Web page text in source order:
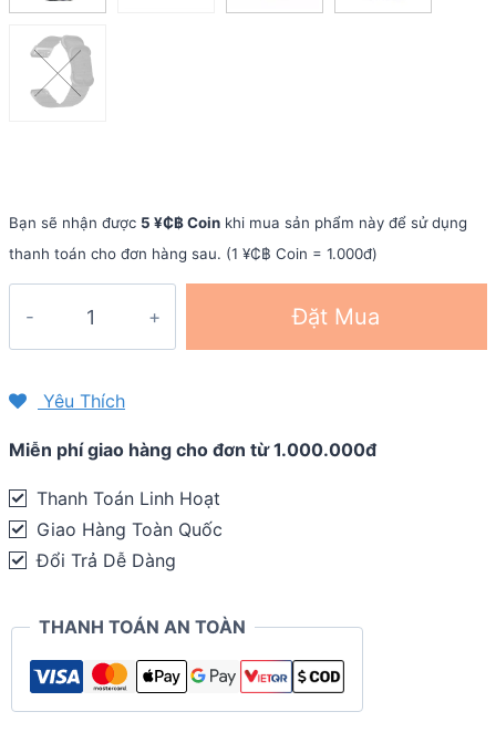
Bạn sẽ nhận được 5 ¥₵฿ Coin khi mua sản phẩm này để sử dụng
thanh toán cho đơn hàng sau. (1 ¥₵฿ Coin = 1.000đ)
Quick
Nato
22mm
-
Garmin
Forerunner
945
Đặt Mua
Yêu Thích
Miễn phí giao hàng cho đơn từ 1.000.000đ
Thanh Toán Linh Hoạt
Giao Hàng Toàn Quốc
Đổi Trả Dễ Dàng
THANH TOÁN AN TOÀN